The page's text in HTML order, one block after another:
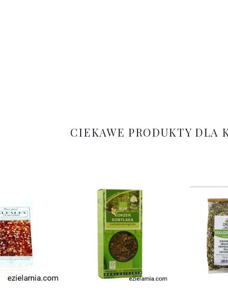
CIEKAWE PRODUKTY DLA